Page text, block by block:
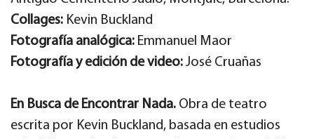
Collages: Kevin Buckland
Fotografía analógica: Emmanuel Maor
Fotografía y edición de video: José Cruañas
En Busca de Encontrar Nada. Obra de teatro
escrita por Kevin Buckland, basada en estudios